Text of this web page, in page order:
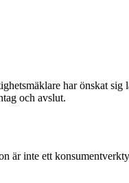
har önskat
och avslut.
är inte ett